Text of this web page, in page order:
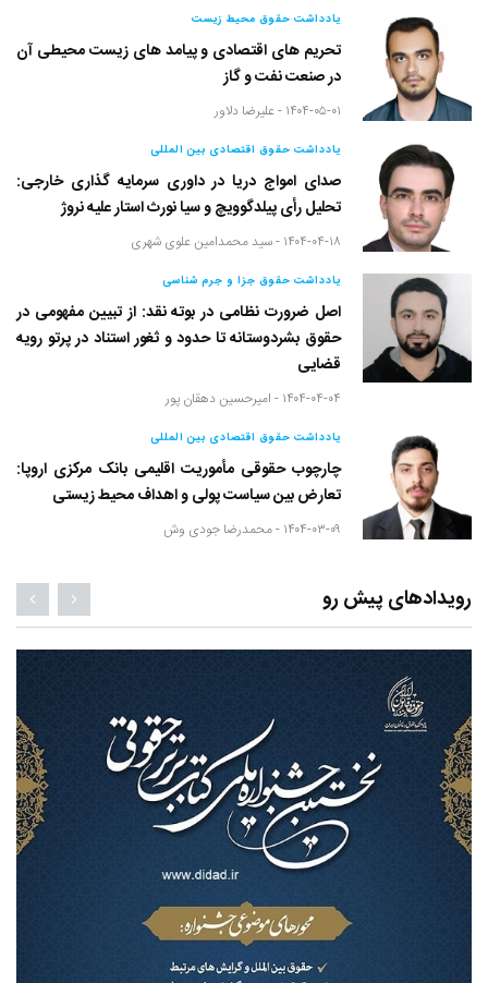
یادداشت حقوق محیط زیست
تحریم های اقتصادی و پیامد های زیست محیطی آن
در صنعت نفت و گاز
۱۴۰۴-۰۵-۰۱ - علیرضا دلاور
یادداشت حقوق اقتصادی بین المللی
صدای امواج دریا در داوری سرمایه گذاری خارجی:
تحلیل رأی پیلدگوویچ و سیا نورث استار علیه نروژ
۱۴۰۴-۰۴-۱۸ - سید محمدامین علوی شهری
یادداشت حقوق جزا و جرم شناسی
اصل ضرورت نظامی در بوته نقد: از تبیین مفهومی در
حقوق بشردوستانه تا حدود و ثغور استناد در پرتو رویه
قضایی
۱۴۰۴-۰۴-۰۴ - امیرحسین دهقان پور
یادداشت حقوق اقتصادی بین المللی
چارچوب حقوقی مأموریت اقلیمی بانک مرکزی اروپا:
تعارض بین سیاست پولی و اهداف محیط زیستی
۱۴۰۴-۰۳-۰۹ - محمدرضا جودی وش
رویدادهای پیش رو